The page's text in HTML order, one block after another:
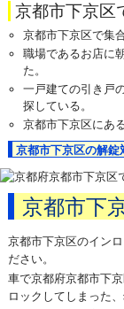
京都市下京区
京都市下京区で集
職場であるお店に
た。
一戸建ての引き戸
探している。
京都市下京区にあ
京都市下京区の解錠
京都市下
京都市下京区のイン
ださい。
車で京都府京都市下
ロックしてしまった